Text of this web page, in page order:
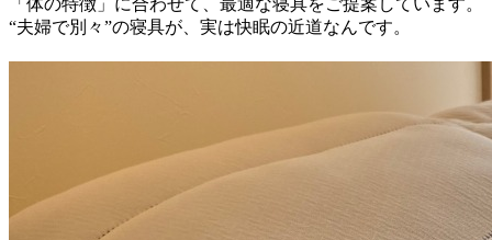
「体の特徴」に合わせて、最適な寝具をご提案しています。
“夫婦で別々”の寝具が、実は快眠の近道なんです。